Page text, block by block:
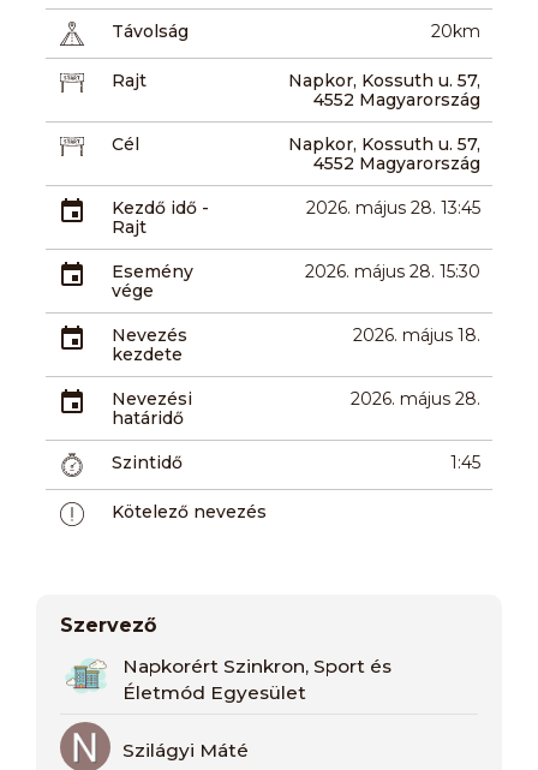
Távolság 20km
Rajt
Napkor, Kossuth u. 57,
4552 Magyarország
Cél
Napkor, Kossuth u. 57,
4552 Magyarország
Kezdő idő -
Rajt
2026. május 28. 13:45
Esemény
vége
2026. május 28. 15:30
Nevezés
kezdete
2026. május 18.
Nevezési
határidő
2026. május 28.
Szintidő 1:45
Kötelező nevezés
Szervező
Napkorért Szinkron, Sport és
Életmód Egyesület
Szilágyi Máté